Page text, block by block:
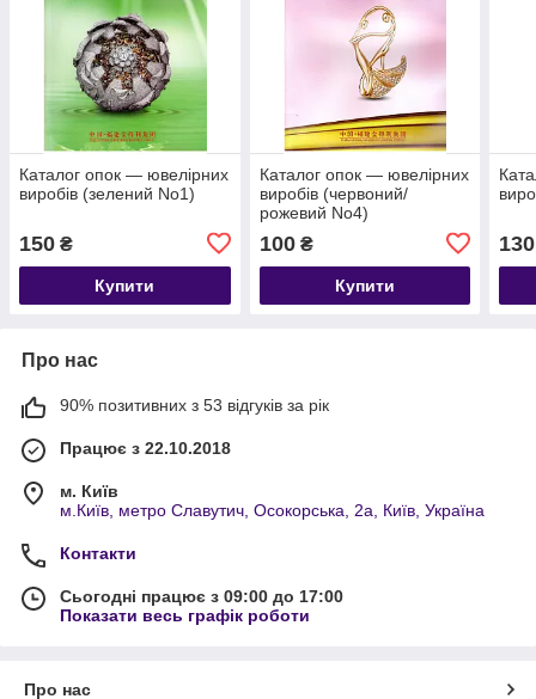
Каталог опок — ювелірних
виробів (зелений No1)
150 ₴
Купити
Каталог опок — ювелірних
виробів (червоний/
рожевий No4)
100₴
Купити
130
Про нас
90% позитивних з 53 відгуків за рік
Працює з 22.10.2018
м. Київ
м.Київ, метро Славутич, Осокорська, 2а, Київ, Україна
Контакти
Сьогодні працює з 09:00 до 17:00
Показати весь графік роботи
Про нас